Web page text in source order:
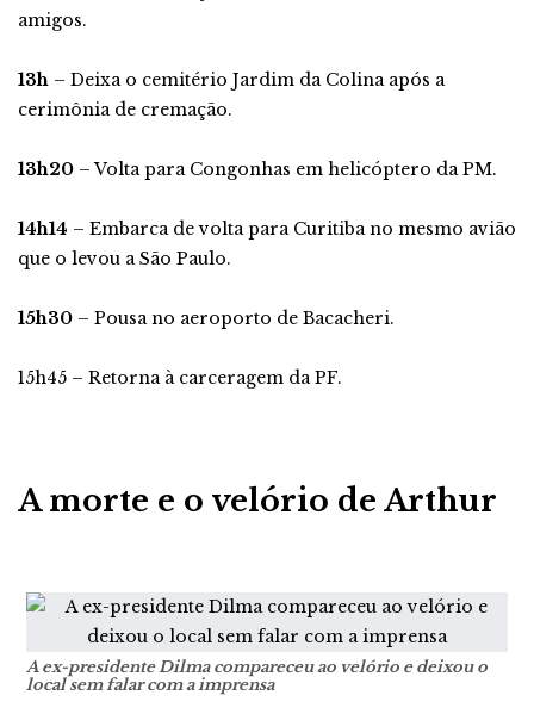
amigos.
13h – Deixa o cemitério Jardim da Colina após a
cerimônia de cremação.
13h20 – Volta para Congonhas em helicóptero da PM.
14h14 – Embarca de volta para Curitiba no mesmo avião
que o levou a São Paulo.
15h30 – Pousa no aeroporto de Bacacheri.
15h45 – Retorna à carceragem da PF.
A morte e o velório de Arthur
A ex-presidente Dilma compareceu ao velório e deixou o
local sem falar com a imprensa